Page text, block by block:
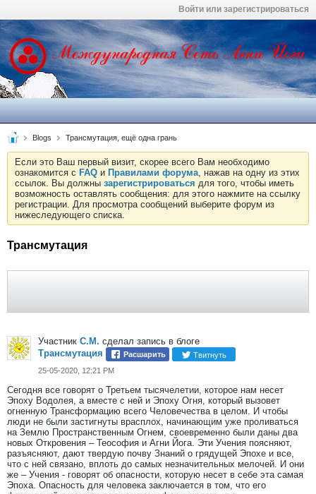
Войти или зарегистрироваться
Blogs Трансмутация, ещё одна грань
Если это Ваш первый визит, скорее всего Вам необходимо
ознакомится с FAQ и Правилами форума, нажав на одну из этих
ссылок. Вы должны зарегистрироваться для того, чтобы иметь
возможность оставлять сообщения: для этого нажмите на ссылку
регистрации. Для просмотра сообщений выберите форум из
нижеследующего списка.
Трансмутация
Участник С.М. сделал запись в блоге
Трансмутация
25-05-2020, 12:21 PM
Расшарить Твитнуть
Сегодня все говорят о Третьем тысячелетии, которое нам несет
Эпоху Водолея, а вместе с ней и Эпоху Огня, который вызовет
огненную Трансформацию всего Человечества в целом. И чтобы
люди не были застигнуты врасплох, начинающим уже проливаться
на Землю Пространственным Огнем, своевременно были даны два
новых Откровения – Теософия и Агни Йога. Эти Учения поясняют,
разъясняют, дают твердую почву Знаний о грядущей Эпохе и все,
что с ней связано, вплоть до самых незначительных мелочей. И они
же – Учения - говорят об опасности, которую несет в себе эта самая
Эпоха. Опасность для человека заключается в том, что его